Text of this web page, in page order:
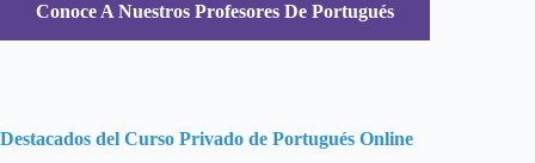
Conoce A Nuestros Profesores De Portugués
Destacados del Curso Privado de Portugués Online